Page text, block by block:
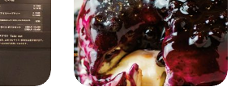
ローカルが 教えてくれた 本当の歩き方。」
座 トレンドが生まれる 新しい一流店へ。」
MOOK